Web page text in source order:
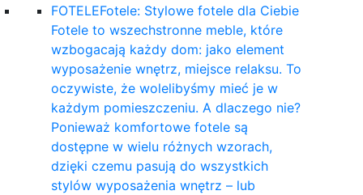
FOTELEFotele: Stylowe fotele dla Ciebie
Fotele to wszechstronne meble, które
wzbogacają każdy dom: jako element
wyposażenie wnętrz, miejsce relaksu. To
oczywiste, że wolelibyśmy mieć je w
każdym pomieszczeniu. A dlaczego nie?
Ponieważ komfortowe fotele są
dostępne w wielu różnych wzorach,
dzięki czemu pasują do wszystkich
stylów wyposażenia wnętrz – lub